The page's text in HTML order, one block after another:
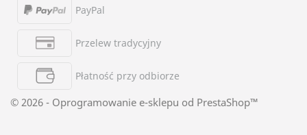
PayPal
Przelew tradycyjny
Płatność przy odbiorze
© 2026 - Oprogramowanie e-sklepu od PrestaShop™